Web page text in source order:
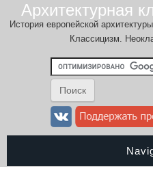
Архитектурная
История европейской
Классицизм.